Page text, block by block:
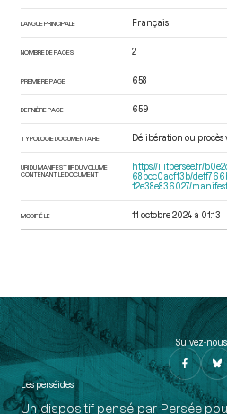
LANGUE PRINCIPALE Français
NOMBRE DE PAGES 2
PREMIÈRE PAGE 658
DERNIÈRE PAGE 659
TYPOLOGIE DOCUMENTAIRE Délibération ou
URI DU MANIFEST IIIF DU VOLUME
CONTENANT LE DOCUMENT
https://iiif.persee.fr/
68bcc0acf13b/
12e38e836027/
MODIFIÉ LE 11 octobre 2024 à 01:13
Suivez-nous
Les perséides
Un dispositif pensé par Persée